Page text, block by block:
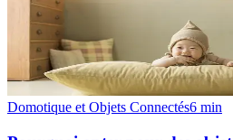
Domotique et Objets Connectés6 min